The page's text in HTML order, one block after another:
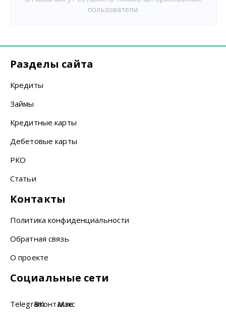
пользователи.
Разделы сайта
Кредиты
Займы
Кредитные карты
Дебетовые карты
РКО
Статьи
Контакты
Политика конфиденциальности
Обратная связь
О проекте
Социальные сети
TelegramВКонтакте
Макс